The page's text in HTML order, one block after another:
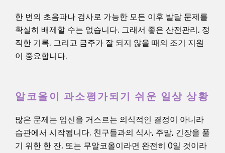
한 번의 초음파나 검사로 가능한 모든 이후 발달 문제를
확실히 배제할 수는 없습니다. 그래서 좋은 산전관리, 정
직한 기록, 그리고 금주가 잘 되지 않을 때의 조기 지원
이 중요합니다.
알코올이 과소평가되기 쉬운 일상 상황
많은 문제는 임신을 거스르는 의식적인 결정이 아니라
습관에서 시작됩니다. 친구들과의 식사, 주말, 긴장을 풀
기 위한 한 잔, 또는 무알코올이라면 완전히 0일 것이라